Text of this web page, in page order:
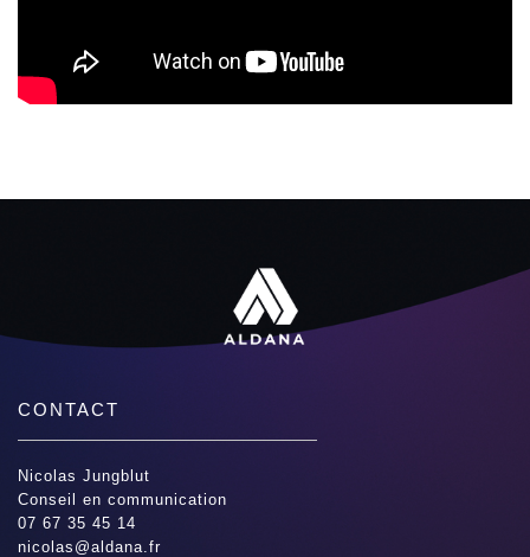
CONTACT
Nicolas Jungblut
Conseil en communication
07 67 35 45 14
nicolas@aldana.fr